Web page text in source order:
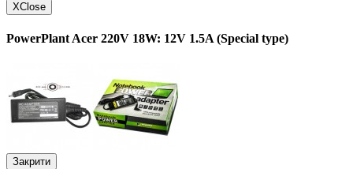
XClose
PowerPlant Acer 220V 18W: 12V 1.5A (Special type)
Закрити